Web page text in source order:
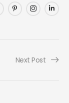
Next Post